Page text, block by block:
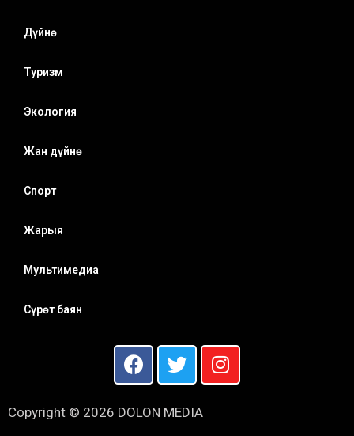
Дүйнө
Туризм
Экология
Жан дүйнө
Спорт
Жарыя
Мультимедиа
Сүрөт баян
Copyright © 2026 DOLON MEDIA